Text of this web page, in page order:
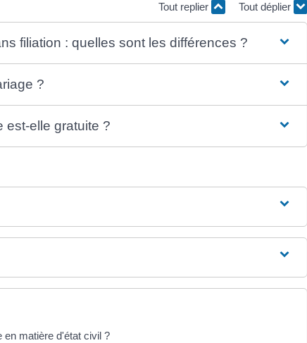
Tout replier Tout déplier
filiation : quelles sont les différences ?
?
est-elle gratuite ?
en matière d'état civil ?